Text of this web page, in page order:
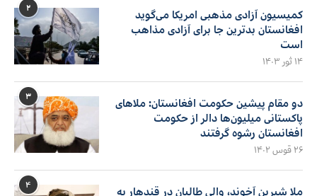
۲
کمیسیون آزادی مذهبی امریکا می‌گوید
افغانستان بدترین جا برای آزادی مذاهب
است
۱۴ ثور ۱۴۰۳
۳
دو مقام پیشین حکومت افغانستان: ملاهای
پاکستانی میلیون‌ها دالر از حکومت
افغانستان رشوه گرفتند
۲۶ قوس ۱۴۰۲
۴
ملا شیرین آخوند، والی طالبان در قندهار به